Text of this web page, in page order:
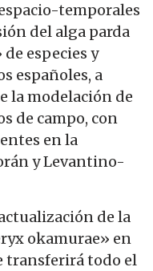
temporales
del alga parda
especies y
españoles, a
la modelación de
de campo, con
en la
y Levantino-
de la
okamurae» en
transferirá todo el